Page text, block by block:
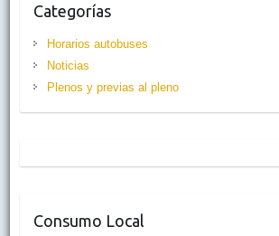
Categorías
Horarios autobuses
Noticias
Plenos y previas al pleno
Consumo Local